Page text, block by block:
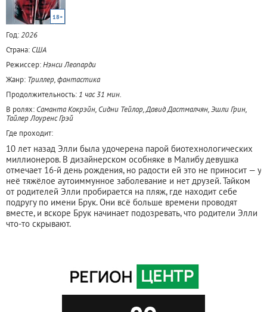
18+
Год:2026
Страна: США
Режиссер:Нэнси Леопарди
Жанр: Триллер, фантастика
Продолжительность: 1 час 31 мин.
В ролях: Саманта Кокрэйн, Сидни Тейлор, Давид Дастмалчян, Эшли Грин,
Тайлер Лоуренс Грэй
Где проходит:
10 лет назад Элли была удочерена парой биотехнологических
миллионеров. В дизайнерском особняке в Малибу девушка
отмечает 16-й день рождения, но радости ей это не приносит — у
неё тяжёлое аутоиммунное заболевание и нет друзей. Тайком
от родителей Элли пробирается на пляж, где находит себе
подругу по имени Брук. Они всё больше времени проводят
вместе, и вскоре Брук начинает подозревать, что родители Элли
что-то скрывают.